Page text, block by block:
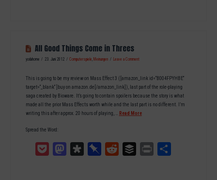
All Good Things Come in Threes
yodahome 23. Juni 2012 Computerspiele, Meinungen Leave a Comment
This is going to be my review on Mass Effect 3 ([amazon_link id=“B004FPYHBE“
target=“_blank“ ]buy on amazon.de[/amazon_link]), last part of the role-playing
saga created by Bioware. It’s going to contain spoilers because the story is what
made all the prior Mass Effects worth while and the last part is no different. I’m
writing this after approx. 20 hours of playing, … Read More
Spread the Word:
Pocket MastodonDiasporaPinboardReddit Buffer Print